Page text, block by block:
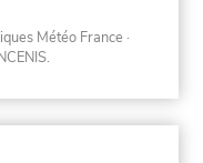
Météo France ·